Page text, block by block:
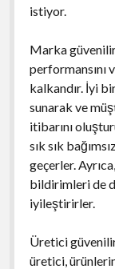
istiyor.
Marka
performansını
kalkandır. İyi
sunarak ve
itibarını
sık sık
geçerler.
bildirimleri de
iyileştirirler.
Üretici
üretici,